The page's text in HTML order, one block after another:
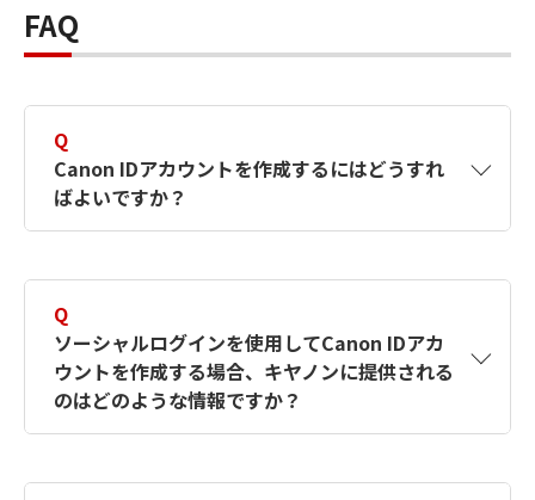
FAQ
Q
Canon IDアカウントを作成するにはどうすれ
ばよいですか？
す。詳しい作成方法は【カメラ】Canon IDとは
何ですか？Canon IDの作成方法は？をご確認く
ださい。
Q
ソーシャルログインを使用してCanon IDアカ
ウントを作成する場合、キヤノンに提供される
のはどのような情報ですか？